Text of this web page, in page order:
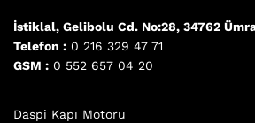
İstiklal, Gelibolu Cd. No:28, 34762
Telefon : 0 216 329 47 71
GSM : 0 552 657 04 20
Daspi Kapı Motoru